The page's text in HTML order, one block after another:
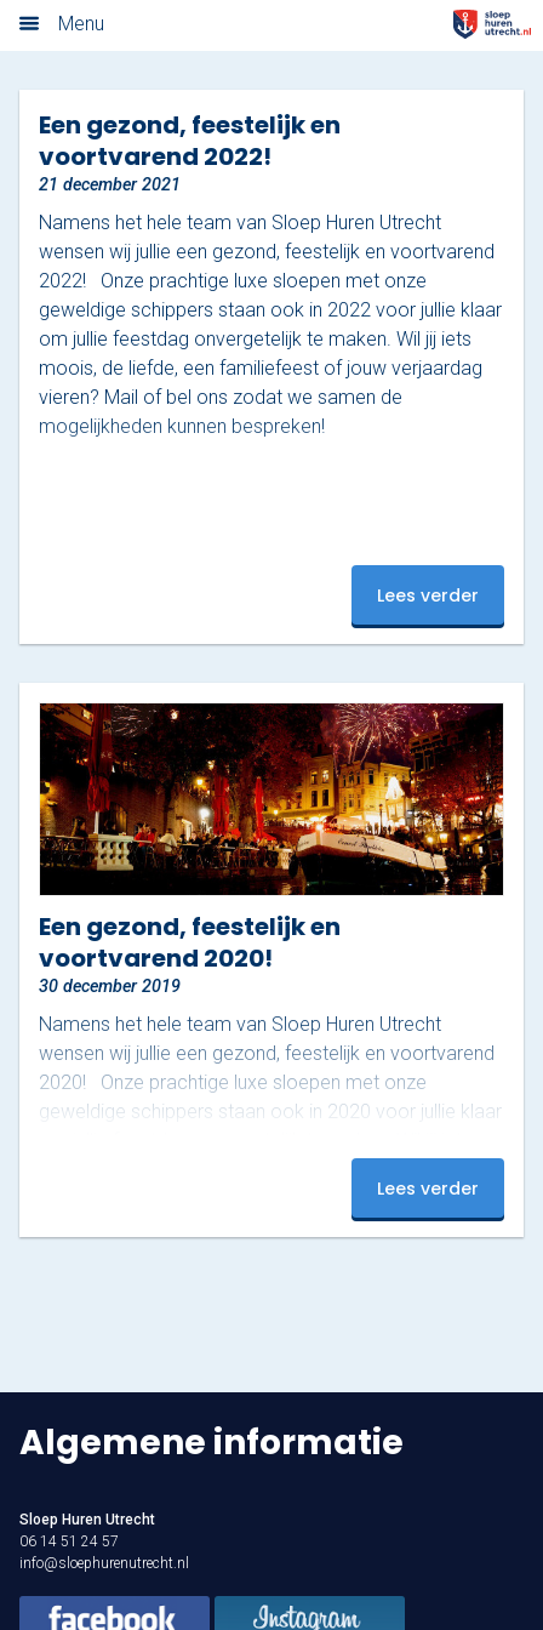
Menu
Nieuwsoverzicht
Tarieven
Rondvaart met schipper
Opstaplocaties
Zelf varen in elektrosloep
Cateringmenu
Varen & Lunch
Varen & BBQ
Varen door Utrecht
Onze sloepen
Werken bij Sloep Huren Utrecht
Nu aanvragen
Algemene voorwaarden
Een gezond, feestelijk en
voortvarend 2022!
21 december 2021
Namens het hele team van Sloep Huren Utrecht
wensen wij jullie een gezond, feestelijk en voortvarend
2022! Onze prachtige luxe sloepen met onze
geweldige schippers staan ook in 2022 voor jullie klaar
om jullie feestdag onvergetelijk te maken. Wil jij iets
moois, de liefde, een familiefeest of jouw verjaardag
vieren? Mail of bel ons zodat we samen de
mogelijkheden kunnen bespreken!
Lees verder
Een gezond, feestelijk en
voortvarend 2020!
30 december 2019
Namens het hele team van Sloep Huren Utrecht
wensen wij jullie een gezond, feestelijk en voortvarend
2020! Onze prachtige luxe sloepen met onze
geweldige schippers staan ook in 2020 voor jullie klaar
moois, de liefde, een familiefeest of jouw verjaardag
vieren? Mail of bel ons zodat we samen deLees verder
Algemene informatie
Sloep Huren Utrecht
06 14 51 24 57
info@sloephurenutrecht.nl